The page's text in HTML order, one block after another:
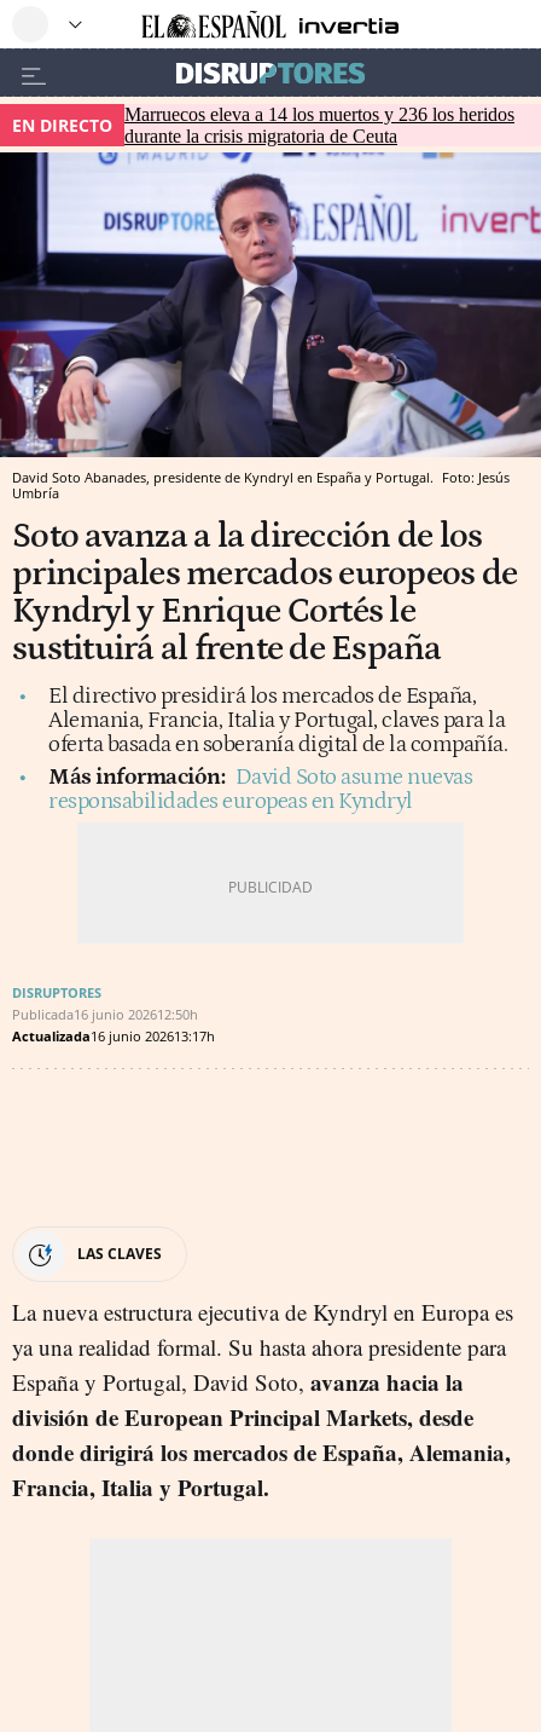
EN DIRECTO Marruecos eleva a 14 los muertos y 236 los heridos
durante la crisis migratoria de Ceuta
David Soto Abanades, presidente de Kyndryl en España y Portugal. Foto: Jesús
Umbría
Soto avanza a la dirección de los
principales mercados europeos de
Kyndryl y Enrique Cortés le
sustituirá al frente de España
El directivo presidirá los mercados de España,
Alemania, Francia, Italia y Portugal, claves para la
oferta basada en soberanía digital de la compañía.
Más información: David Soto asume nuevas
responsabilidades europeas en Kyndryl
DISRUPTORES
Publicada16 junio 202612:50h
Actualizada16 junio 202613:17h
LAS CLAVES
La nueva estructura ejecutiva de Kyndryl en Europa es
ya una realidad formal. Su hasta ahora presidente para
España y Portugal, David Soto, avanza hacia la
división de European Principal Markets, desde
donde dirigirá los mercados de España, Alemania,
Francia, Italia y Portugal.